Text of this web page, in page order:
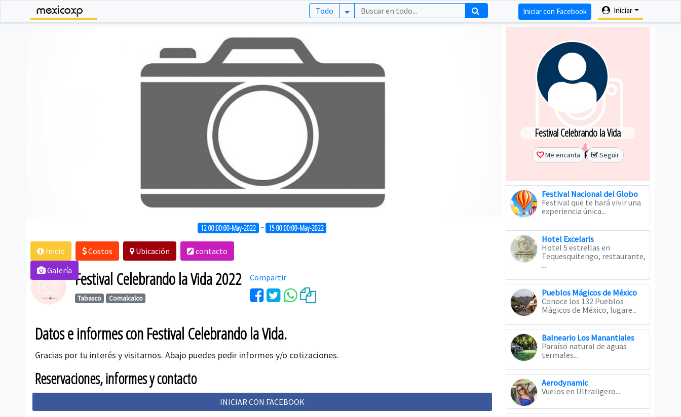
Todo Lista categorías principales Iniciar
Iniciar con Facebook
12 00:00:00-May-2022 - 15 00:00:00-May-2022
Inicio Costos Ubicación
contacto
Galería Festival Celebrando la Vida 2022
Tabasco Comalcalco
Compartir
Datos e informes con Festival Celebrando la Vida.
Gracias por tu interés y visitarnos. Abajo puedes pedir informes y/o cotizaciones.
Reservaciones, informes y contacto
INICIAR CON FACEBOOK
Festival Celebrando la Vida
Me encanta Seguir
Festival Nacional del Globo
Festival que te hará vivir una
experiencia única...
Hotel Excelaris
Hotel 5 estrellas en
Tequesquitengo, restaurante,
...
Pueblos Mágicos de México
Conoce los 132 Pueblos
Mágicos de México, lugare...
Balneario Los Manantiales
Paraíso natural de aguas
termales...
Aerodynamic
Vuelos en Ultraligero...